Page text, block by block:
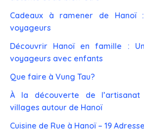
Cadeaux à ramener de Hanoï
voyageurs
Découvrir Hanoï en famille :
voyageurs avec enfants
Que faire à Vung Tau?
À la découverte de
villages autour de Hanoï
Cuisine de Rue à Hanoï – 19